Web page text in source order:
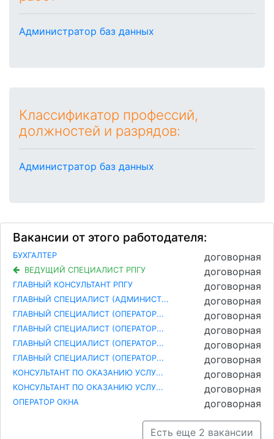
Администратор баз данных
Классификатор профессий,
должностей и разрядов:
Администратор баз данных
Вакансии от этого работодателя:
БУХГАЛТЕР договорная
ВЕДУЩИЙ СПЕЦИАЛИСТ РПГУ договорная
ГЛАВНЫЙ КОНСУЛЬТАНТ РПГУ договорная
ГЛАВНЫЙ СПЕЦИАЛИСТ (АДМИНИСТ... договорная
ГЛАВНЫЙ СПЕЦИАЛИСТ (ОПЕРАТОР... договорная
ГЛАВНЫЙ СПЕЦИАЛИСТ (ОПЕРАТОР... договорная
ГЛАВНЫЙ СПЕЦИАЛИСТ (ОПЕРАТОР... договорная
ГЛАВНЫЙ СПЕЦИАЛИСТ (ОПЕРАТОР... договорная
КОНСУЛЬТАНТ ПО ОКАЗАНИЮ УСЛУ... договорная
КОНСУЛЬТАНТ ПО ОКАЗАНИЮ УСЛУ... договорная
ОПЕРАТОР ОКНА договорная
Есть еще 2 вакансии